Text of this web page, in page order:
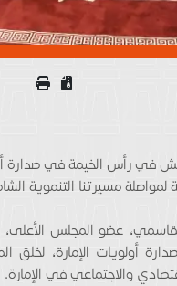
في رأس الخيمة في صدارة
مسيرتنا التنموية
عضو المجلس الأعلى،
الإمارة، لخلق
والاجتماعي في الإمارة.